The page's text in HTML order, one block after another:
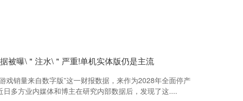
被曝\＂注水\＂严重!单机实体版仍是主流
戏销量来自数字版”这一财报数据，来作为2028年全面停产
多方业内媒体和博主在研究内部数据后，发现了这....